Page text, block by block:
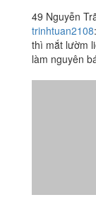
Ăn uống-
Du lịch-
Cưới hỏi-